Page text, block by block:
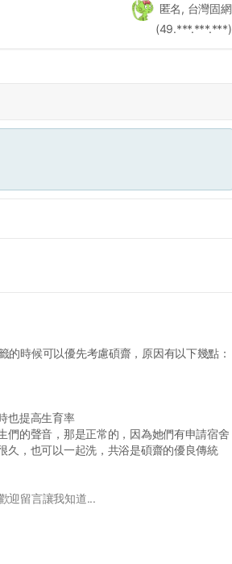
匿名, 台灣固網
(49.***.***.***)
的時候可以優先考慮碩齋，原因有以下幾點：
也提高生育率
們的聲音，那是正常的，因為她們有申請宿舍
久，也可以一起洗，共浴是碩齋的優良傳統
迎留言讓我知道...